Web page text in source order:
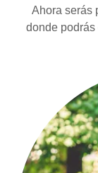
Ahora serás
donde podrás